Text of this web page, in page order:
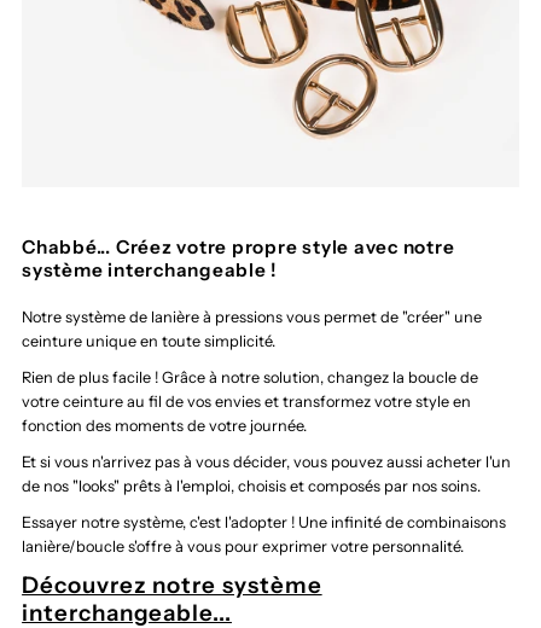
Chabbé... Créez votre propre style avec notre
système interchangeable !
Notre système de lanière à pressions vous permet de "créer" une
ceinture unique en toute simplicité.
Rien de plus facile ! Grâce à notre solution, changez la boucle de
votre ceinture au fil de vos envies et transformez votre style en
fonction des moments de votre journée.
Et si vous n'arrivez pas à vous décider, vous pouvez aussi acheter l'un
de nos "looks" prêts à l'emploi, choisis et composés par nos soins.
Essayer notre système, c'est l'adopter ! Une infinité de combinaisons
lanière/boucle s'offre à vous pour exprimer votre personnalité.
Découvrez notre système
interchangeable...